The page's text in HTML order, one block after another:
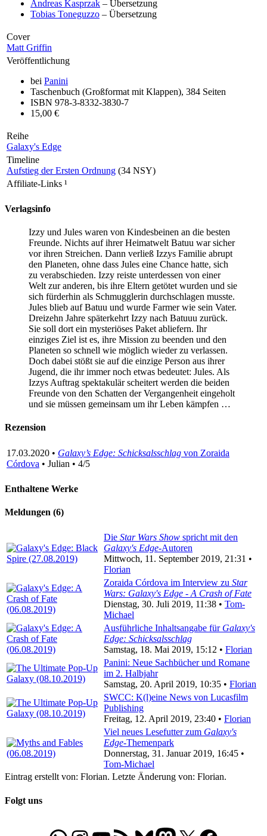
Andreas Kasprzak – Übersetzung
Tobias Toneguzzo – Übersetzung
Cover
Matt Griffin
Veröffentlichung
bei Panini
Taschenbuch (Großformat mit Klappen), 384 Seiten
ISBN 978-3-8332-3830-7
15,00 €
Reihe
Galaxy's Edge
Timeline
Aufstieg der Ersten Ordnung (34 NSY)
Affiliate-Links ¹
Verlagsinfo
Izzy und Jules waren von Kindesbeinen an die besten
Freunde. Nichts auf ihrer Heimatwelt Batuu war sicher
vor ihren Streichen. Dann verließ Izzys Familie abrupt
den Planeten, ohne dass Jules eine Chance hatte, sich
zu verabschieden. Izzy reiste unterdessen von einer
Welt zur anderen, bis ihre Eltern getötet wurden und sie
sich fürderhin als Schmugglerin durchschlagen musste.
Jules blieb auf Batuu und wurde Farmer wie sein Vater.
Dreizehn Jahre späterkehrt Izzy nach Batuuu zurück.
Sie soll dort ein mysteriöses Paket abliefern. Ihr
einziges Ziel ist es, ihre Mission zu beenden und den
Planeten so schnell wie möglich wieder zu verlassen.
Doch dabei stößt sie auf die einzige Person aus ihrer
Jugend, die ihr immer noch etwas bedeutet: Jules. Als
Izzys Auftrag spektakulär scheitert werden die beiden
Freunde von den Schatten der Vergangenheit eingeholt
und sie müssen gemeinsam um ihr Leben kämpfen …
Rezension
17.03.2020 • Galaxy’s Edge: Schicksalsschlag von Zoraida
Córdova • Julian • 4/5
Enthaltene Werke
Meldungen (6)
Die Star Wars Show spricht mit den
Galaxy's Edge-Autoren
Mittwoch, 11. September 2019, 21:31 •
Florian
Zoraida Córdova im Interview zu Star
Wars: Galaxy's Edge - A Crash of Fate
Dienstag, 30. Juli 2019, 11:38 • Tom-
Michael
Ausführliche Inhaltsangabe für Galaxy's
Edge: Schicksalsschlag
Samstag, 18. Mai 2019, 15:12 • Florian
Panini: Neue Sachbücher und Romane
im 2. Halbjahr
Samstag, 20. April 2019, 10:35 • Florian
SWCC: K(l)eine News von Lucasfilm
Publishing
Freitag, 12. April 2019, 23:40 • Florian
Viel neues Lesefutter zum Galaxy's
Edge-Themenpark
Donnerstag, 31. Januar 2019, 16:45 •
Tom-Michael
Eintrag erstellt von: Florian. Letzte Änderung von: Florian.
Folgt uns